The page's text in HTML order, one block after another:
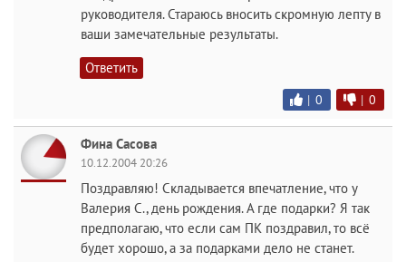
руководителя. Стараюсь вносить скромную лепту в
ваши замечательные результаты.
Ответить
| 0 | 0
Фина Сасова
10.12.2004 20:26
Поздравляю! Складывается впечатление, что у
Валерия С., день рождения. А где подарки? Я так
предполагаю, что если сам ПК поздравил, то всё
будет хорошо, а за подарками дело не станет.